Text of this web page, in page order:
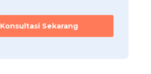
Konsultasi Sekarang